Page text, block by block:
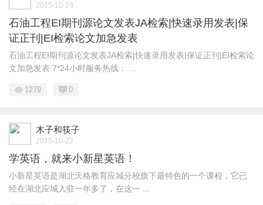
2015-10-23
石油工程EI期刊源论文发表JA检索|快速录用发表|保
证正刊|EI检索论文加急发表
石油工程EI期刊源论文发表JA检索|快速录用发表|保证正刊|EI检索论
文加急发表 7*24小时服务热线： ...
1279 0
木子和筷子
2015-10-22
学英语，就来小新星英语！
小新星英语是湖北天格教育应城分校旗下最特色的一个课程，它已
经在湖北应城入驻一年多了，在这一 ...